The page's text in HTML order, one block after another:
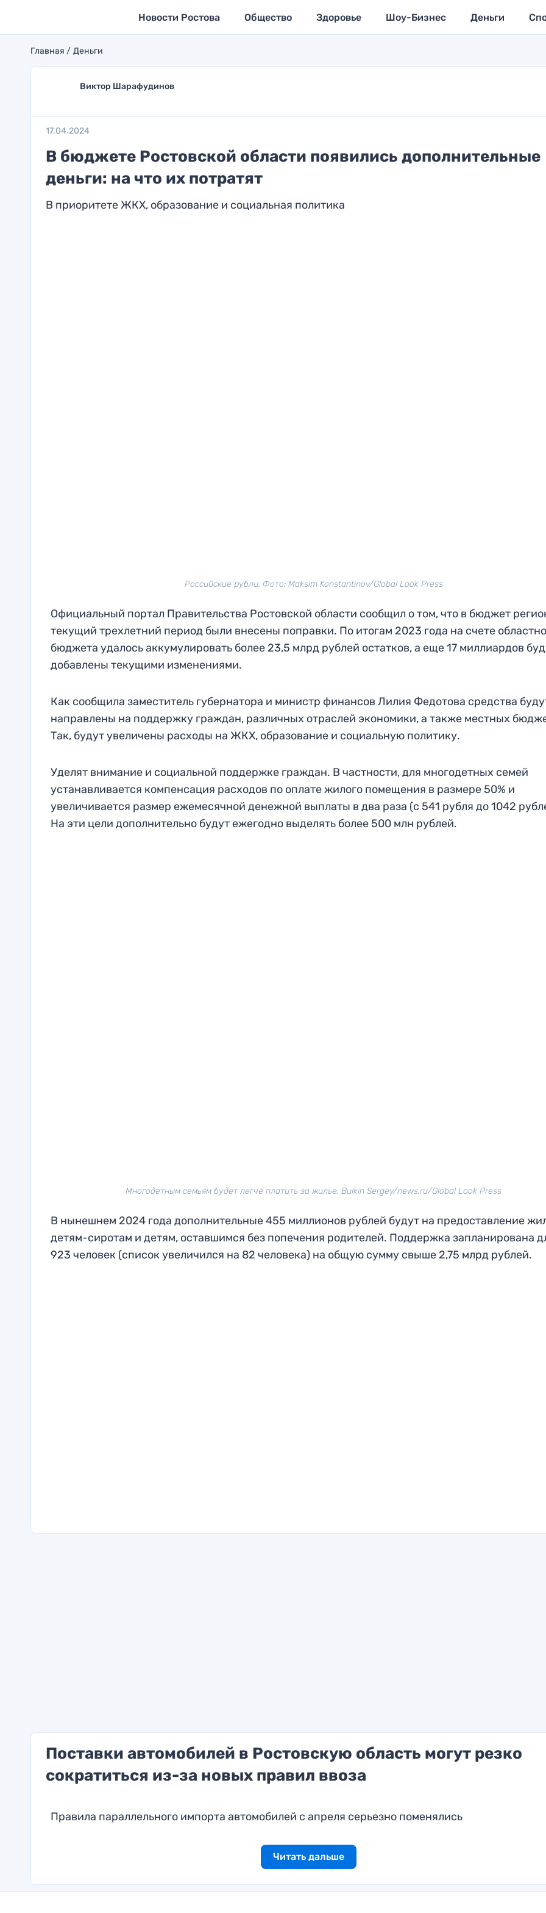
Новости Ростова Общество Здоровье Шоу-Бизнес Деньги
Главная Деньги
Виктор Шарафудинов
17.04.2024
В бюджете Ростовской области появились дополнительные
деньги: на что их потратят
В приоритете ЖКХ, образование и социальная политика
Российские рубли. Фото: Maksim Konstantinov/Global Look Press
Официальный портал Правительства Ростовской области сообщил о том, что в бюджет
текущий трехлетний период были внесены поправки. По итогам 2023 года на счете
бюджета удалось аккумулировать более 23,5 млрд рублей остатков, а еще 17 миллиардов
добавлены текущими изменениями.
Как сообщила заместитель губернатора и министр финансов Лилия Федотова средства
направлены на поддержку граждан, различных отраслей экономики, а также местных
Так, будут увеличены расходы на ЖКХ, образование и социальную политику.
Уделят внимание и социальной поддержке граждан. В частности, для многодетных семей
устанавливается компенсация расходов по оплате жилого помещения в размере 50% и
увеличивается размер ежемесячной денежной выплаты в два раза (с 541 рубля до 1042
На эти цели дополнительно будут ежегодно выделять более 500 млн рублей.
Многодетным семьям будет легче платить за жилье. Bulkin Sergey/news.ru/Global Look Press
В нынешнем 2024 года дополнительные 455 миллионов рублей будут на предоставление
детям-сиротам и детям, оставшимся без попечения родителей. Поддержка запланирована
923 человек (список увеличился на 82 человека) на общую сумму свыше 2,75 млрд рублей.
Поставки автомобилей в Ростовскую область могут резко
сократиться из-за новых правил ввоза
Правила параллельного импорта автомобилей с апреля серьезно поменялись
Читать дальше